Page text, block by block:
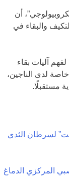
أن
والبقاء في
آليات بقاء
خاصة لدى الناجين،
مستقبلًا.
لسرطان الثدي
المركزي الدماغ